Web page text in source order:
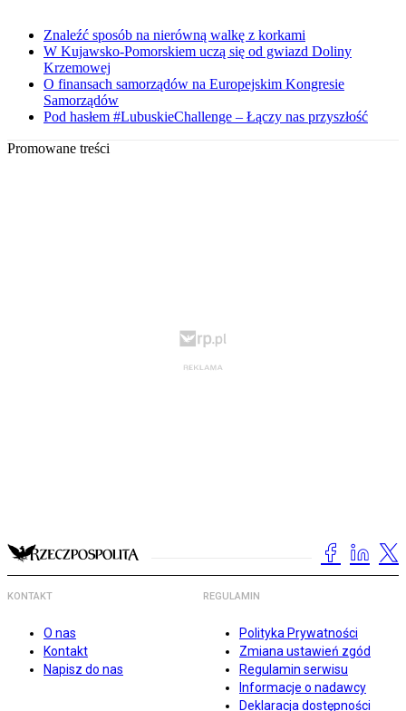
Znaleźć sposób na nierówną walkę z korkami
W Kujawsko-Pomorskiem uczą się od gwiazd Doliny
Krzemowej
O finansach samorządów na Europejskim Kongresie
Samorządów
Pod hasłem #LubuskieChallenge – Łączy nas przyszłość
Promowane treści
KONTAKT
O nas
Kontakt
Napisz do nas
REGULAMIN
Polityka Prywatności
Zmiana ustawień zgód
Regulamin serwisu
Informacje o nadawcy
Deklaracja dostępności